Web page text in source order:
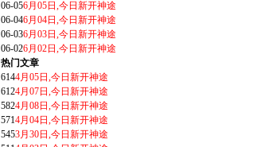
06-056月05日,今日新开神途
06-046月04日,今日新开神途
06-036月03日,今日新开神途
06-026月02日,今日新开神途
热门文章
6144月05日,今日新开神途
6124月07日,今日新开神途
5824月08日,今日新开神途
5714月04日,今日新开神途
5453月30日,今日新开神途